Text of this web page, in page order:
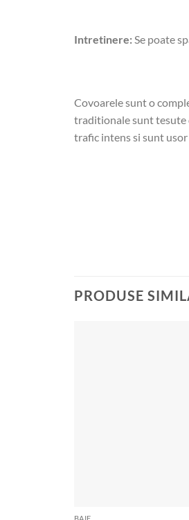
Intretinere: Se poate
Covoarele sunt o
traditionale sunt tesute
trafic intens si sunt
PRODUSE